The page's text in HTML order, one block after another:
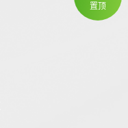
置顶